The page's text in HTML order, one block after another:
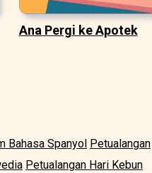
Ana Pergi ke Apotek
Bahasa Spanyol Petualangan
Petualangan Hari Kebun